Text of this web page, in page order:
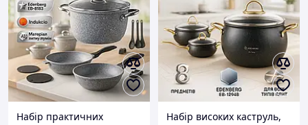
Набір практичних
Набір високих каструль,